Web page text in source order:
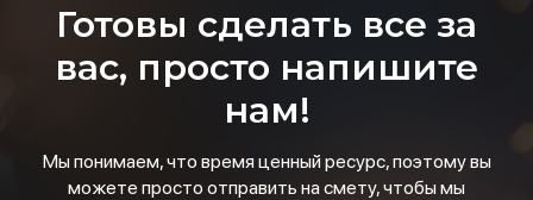
Готовы сделать все за
вас, просто напишите
нам!
Мы понимаем, что время ценный ресурс, поэтому вы
можете просто отправить на смету, чтобы мы